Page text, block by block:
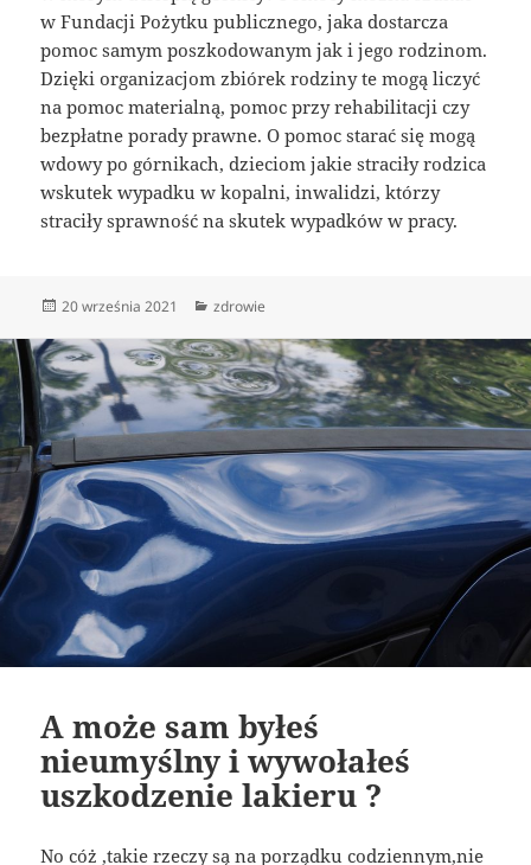
w Fundacji Pożytku publicznego, jaka dostarcza
pomoc samym poszkodowanym jak i jego rodzinom.
Dzięki organizacjom zbiórek rodziny te mogą liczyć
na pomoc materialną, pomoc przy rehabilitacji czy
bezpłatne porady prawne. O pomoc starać się mogą
wdowy po górnikach, dzieciom jakie straciły rodzica
wskutek wypadku w kopalni, inwalidzi, którzy
straciły sprawność na skutek wypadków w pracy.
Data
20 września 2021 Kategorie
zdrowie
A może sam byłeś
nieumyślny i wywołałeś
uszkodzenie lakieru ?
No cóż ,takie rzeczy są na porządku codziennym,nie